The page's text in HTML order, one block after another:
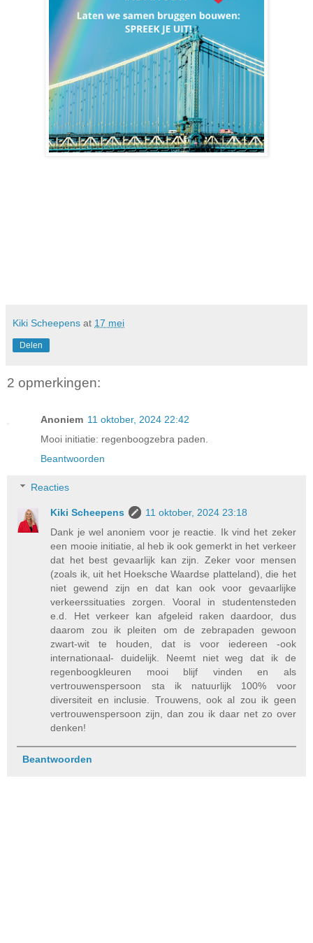
Kiki Scheepens at 17 mei
Delen
2 opmerkingen:
Anoniem 11 oktober, 2024 22:42
Mooi initiatie: regenboogzebra paden.
Beantwoorden
Reacties
Kiki Scheepens
11 oktober, 2024 23:18
Dank je wel anoniem voor je reactie. Ik vind het zeker
een mooie initiatie, al heb ik ook gemerkt in het verkeer
dat het best gevaarlijk kan zijn. Zeker voor mensen
(zoals ik, uit het Hoeksche Waardse platteland), die het
niet gewend zijn en dat kan ook voor gevaarlijke
verkeerssituaties zorgen. Vooral in studentensteden
e.d. Het verkeer kan afgeleid raken daardoor, dus
daarom zou ik pleiten om de zebrapaden gewoon
zwart-wit te houden, dat is voor iedereen -ook
internationaal- duidelijk. Neemt niet weg dat ik de
regenboogkleuren mooi blijf vinden en als
vertrouwenspersoon sta ik natuurlijk 100% voor
diversiteit en inclusie. Trouwens, ook al zou ik geen
vertrouwenspersoon zijn, dan zou ik daar net zo over
denken!
Beantwoorden